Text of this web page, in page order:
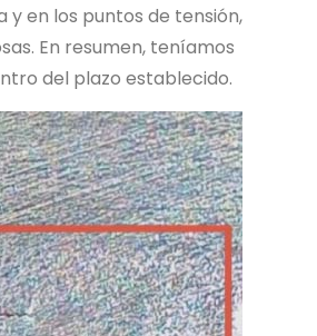
en los puntos de tensión,
En resumen, teníamos
del plazo establecido.